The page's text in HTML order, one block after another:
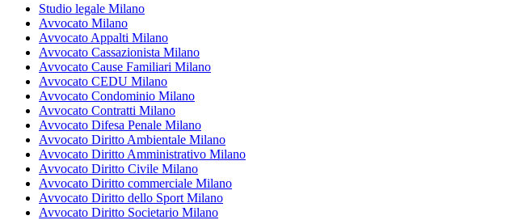
Studio legale Milano
Avvocato Milano
Avvocato Appalti Milano
Avvocato Cassazionista Milano
Avvocato Cause Familiari Milano
Avvocato CEDU Milano
Avvocato Condominio Milano
Avvocato Contratti Milano
Avvocato Difesa Penale Milano
Avvocato Diritto Ambientale Milano
Avvocato Diritto Amministrativo Milano
Avvocato Diritto Civile Milano
Avvocato Diritto commerciale Milano
Avvocato Diritto dello Sport Milano
Avvocato Diritto Societario Milano